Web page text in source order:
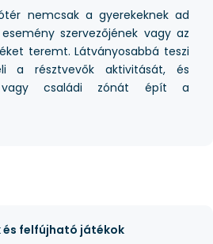
nemcsak a gyerekeknek ad
szervezőjének vagy az
teremt. Látványosabbá teszi
a résztvevők aktivitását, és
vagy családi zónát épít a
és felfújható játékok